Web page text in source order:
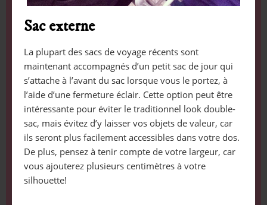
Sac externe
La plupart des sacs de voyage récents sont
maintenant accompagnés d’un petit sac de jour qui
s’attache à l’avant du sac lorsque vous le portez, à
l’aide d’une fermeture éclair. Cette option peut être
intéressante pour éviter le traditionnel look double-
sac, mais évitez d’y laisser vos objets de valeur, car
ils seront plus facilement accessibles dans votre dos.
De plus, pensez à tenir compte de votre largeur, car
vous ajouterez plusieurs centimètres à votre
silhouette!